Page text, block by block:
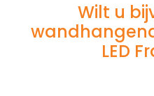
Wilt u
LED